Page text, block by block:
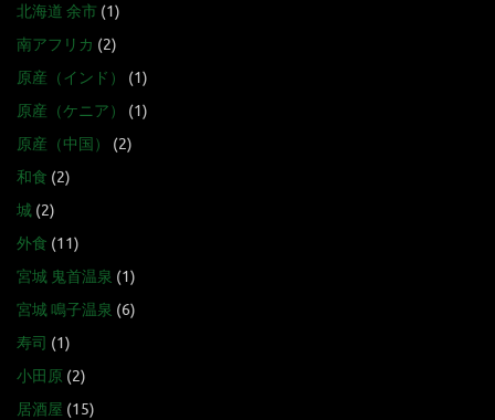
北海道 余市 (1)
南アフリカ (2)
原産（インド）
(1)
原産（ケニア）
(1)
原産（中国）
(2)
和食 (2)
城 (2)
外食 (11)
宮城 鬼首温泉 (1)
宮城 鳴子温泉 (6)
寿司 (1)
小田原 (2)
居酒屋 (15)